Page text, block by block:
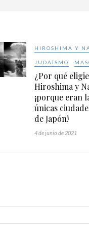
HIROSHIMA Y
JUDAÍSMO
¿Por qué
Hiroshima y
¡porque eran
únicas
de Japón!
4 de junio de 2021